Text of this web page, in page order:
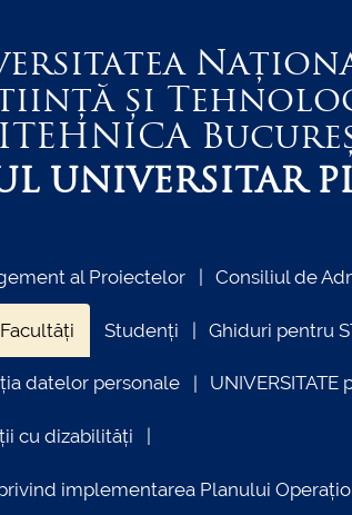
și
UNIVERSITAR
al Proiectelor Consiliul de
Facultăți Studenți Ghiduri pentru
datelor personale
cu dizabilități
implementarea Planului